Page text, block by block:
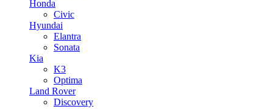
Honda
Civic
Hyundai
Elantra
Sonata
Kia
K3
Optima
Land Rover
Discovery